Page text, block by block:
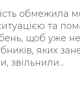
обмежила
та
щоб уже
яких
звільнили